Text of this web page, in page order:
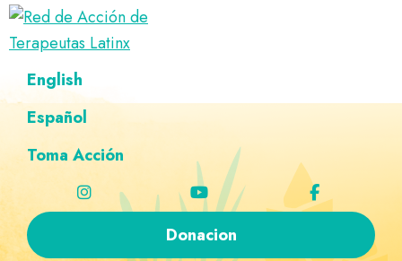
Saltar
navegación
principal
Ir
al
principal
Saltar
al
página
Saltar
navegación
personalizada
Red
de
Acción
de
Latinx
Directorio
terapeutas
Latinx
English
Español
Toma Acción
Donacion